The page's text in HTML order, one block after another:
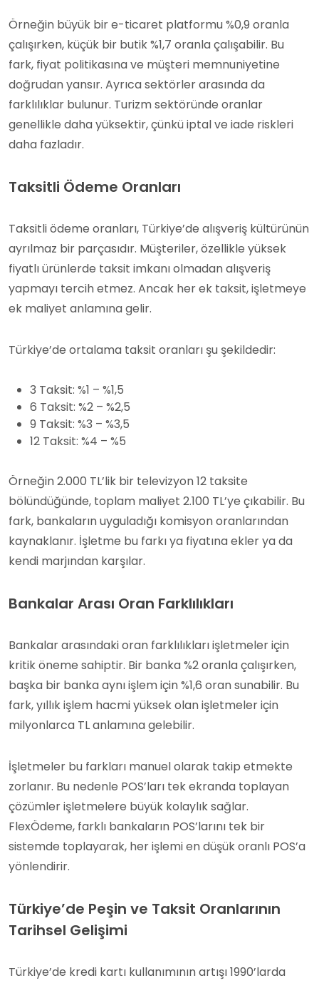
Örneğin büyük bir e-ticaret platformu %0,9 oranla
çalışırken, küçük bir butik %1,7 oranla çalışabilir. Bu
fark, fiyat politikasına ve müşteri memnuniyetine
doğrudan yansır. Ayrıca sektörler arasında da
farklılıklar bulunur. Turizm sektöründe oranlar
genellikle daha yüksektir, çünkü iptal ve iade riskleri
daha fazladır.
Taksitli Ödeme Oranları
Taksitli ödeme oranları, Türkiye’de alışveriş kültürünün
ayrılmaz bir parçasıdır. Müşteriler, özellikle yüksek
fiyatlı ürünlerde taksit imkanı olmadan alışveriş
yapmayı tercih etmez. Ancak her ek taksit, işletmeye
ek maliyet anlamına gelir.
Türkiye’de ortalama taksit oranları şu şekildedir:
3 Taksit: %1 – %1,5
6 Taksit: %2 – %2,5
9 Taksit: %3 – %3,5
12 Taksit: %4 – %5
Örneğin 2.000 TL’lik bir televizyon 12 taksite
bölündüğünde, toplam maliyet 2.100 TL’ye çıkabilir. Bu
fark, bankaların uyguladığı komisyon oranlarından
kaynaklanır. İşletme bu farkı ya fiyatına ekler ya da
kendi marjından karşılar.
Bankalar Arası Oran Farklılıkları
Bankalar arasındaki oran farklılıkları işletmeler için
kritik öneme sahiptir. Bir banka %2 oranla çalışırken,
başka bir banka aynı işlem için %1,6 oran sunabilir. Bu
fark, yıllık işlem hacmi yüksek olan işletmeler için
milyonlarca TL anlamına gelebilir.
İşletmeler bu farkları manuel olarak takip etmekte
zorlanır. Bu nedenle POS’ları tek ekranda toplayan
çözümler işletmelere büyük kolaylık sağlar.
FlexÖdeme, farklı bankaların POS’larını tek bir
sistemde toplayarak, her işlemi en düşük oranlı POS’a
yönlendirir.
Türkiye’de Peşin ve Taksit Oranlarının
Tarihsel Gelişimi
Türkiye’de kredi kartı kullanımının artışı 1990’larda